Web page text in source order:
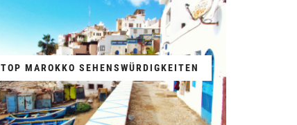
TOP MAROKKO SEHENSWÜRDIGKEITEN